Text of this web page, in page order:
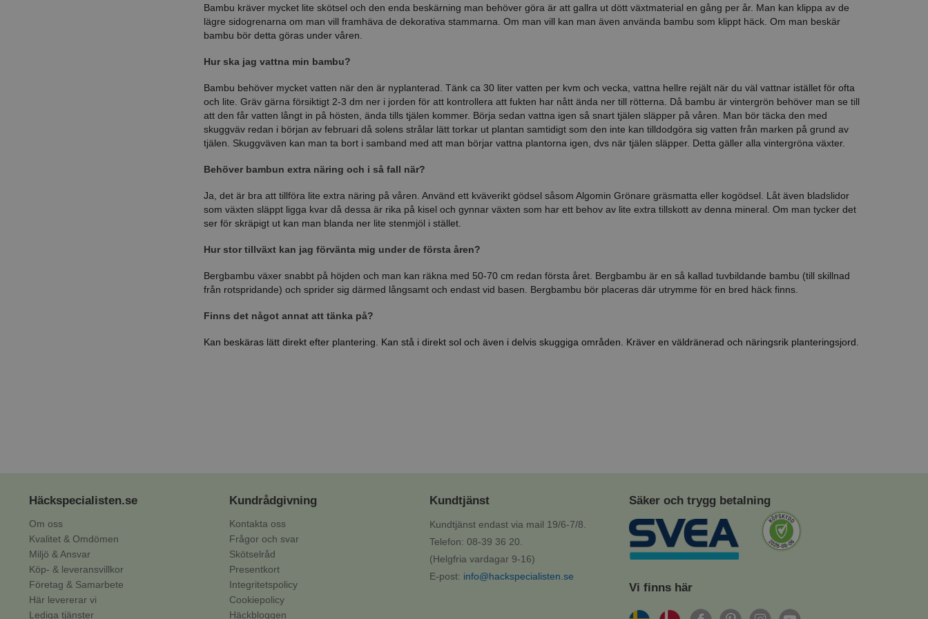
Bambu kräver mycket lite skötsel och den enda beskärning man behöver göra är att gallra ut dött växtmaterial en gång per år. Man kan klippa av de
lägre sidogrenarna om man vill framhäva de dekorativa stammarna. Om man vill kan man även använda bambu som klippt häck. Om man beskär
bambu bör detta göras under våren.
Hur ska jag vattna min bambu?
Bambu behöver mycket vatten när den är nyplanterad. Tänk ca 30 liter vatten per kvm och vecka, vattna hellre rejält när du väl vattnar istället för ofta
och lite. Gräv gärna försiktigt 2-3 dm ner i jorden för att kontrollera att fukten har nått ända ner till rötterna. Då bambu är vintergrön behöver man se till
att den får vatten långt in på hösten, ända tills tjälen kommer. Börja sedan vattna igen så snart tjälen släpper på våren. Man bör täcka den med
skuggväv redan i början av februari då solens strålar lätt torkar ut plantan samtidigt som den inte kan tilldodgöra sig vatten från marken på grund av
tjälen. Skuggväven kan man ta bort i samband med att man börjar vattna plantorna igen, dvs när tjälen släpper. Detta gäller alla vintergröna växter.
Behöver bambun extra näring och i så fall när?
Ja, det är bra att tillföra lite extra näring på våren. Använd ett kväverikt gödsel såsom Algomin Grönare gräsmatta eller kogödsel. Låt även bladslidor
som växten släppt ligga kvar då dessa är rika på kisel och gynnar växten som har ett behov av lite extra tillskott av denna mineral. Om man tycker det
ser för skräpigt ut kan man blanda ner lite stenmjöl i stället.
Hur stor tillväxt kan jag förvänta mig under de första åren?
Bergbambu växer snabbt på höjden och man kan räkna med 50-70 cm redan första året. Bergbambu är en så kallad tuvbildande bambu (till skillnad
från rotspridande) och sprider sig därmed långsamt och endast vid basen. Bergbambu bör placeras där utrymme för en bred häck finns.
Finns det något annat att tänka på?
Kan beskäras lätt direkt efter plantering. Kan stå i direkt sol och även i delvis skuggiga områden. Kräver en väldränerad och näringsrik planteringsjord.
Häckspecialisten.se
Om oss
Kvalitet & Omdömen
Miljö & Ansvar
Köp- & leveransvillkor
Företag & Samarbete
Här levererar vi
Lediga tjänster
Kundrådgivning
Kontakta oss
Frågor och svar
Skötselråd
Presentkort
Integritetspolicy
Cookiepolicy
Häckbloggen
Kundtjänst
Kundtjänst endast via mail 19/6-7/8.
Telefon: 08-39 36 20.
(Helgfria vardagar 9-16)
E-post: info@hackspecialisten.se
Säker och trygg betalning
Vi finns här